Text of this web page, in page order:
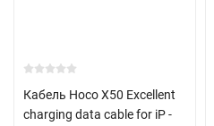
Кабель Hoco X50 Excellent
charging data cable for iP -